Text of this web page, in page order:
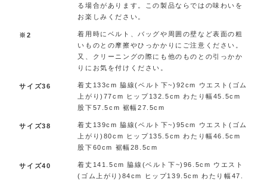
る場合があります。この製品ならではの味わいを
お楽しみください。
※2
着用時にベルト、バッグや周囲の壁など表面の粗
いものとの摩擦やひっかかりにご注意ください。
又、クリーニングの際にも他のものとの引っかか
りにお気を付けください。
サイズ36
着丈133cm 脇線(ベルト下~)92cm ウエスト(ゴム
上がり)77cm ヒップ132.5cm わたり幅45.5cm
股下57.5cm 裾幅27.5cm
サイズ38
着丈139cm 脇線(ベルト下~)95cm ウエスト(ゴム
上がり)80cm ヒップ135.5cm わたり幅46.5cm
股下60cm 裾幅28.5cm
サイズ40
着丈141.5cm 脇線(ベルト下~)96.5cm ウエスト
(ゴム上がり)84cm ヒップ139.5cm わたり幅47.